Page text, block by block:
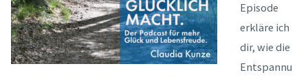
Episode
erkläre ich
dir, wie die
Entspannu